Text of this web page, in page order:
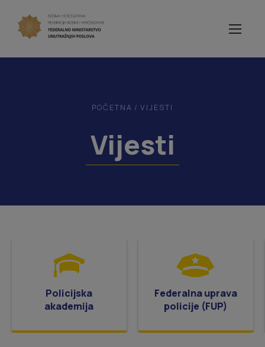
POČETNA / VIJESTI
Vijesti
Policijska
akademija
Federalna uprava
policije (FUP)